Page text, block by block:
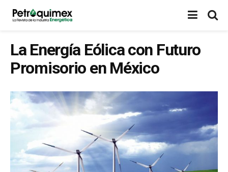
La Energía Eólica con Futuro
Promisorio en México